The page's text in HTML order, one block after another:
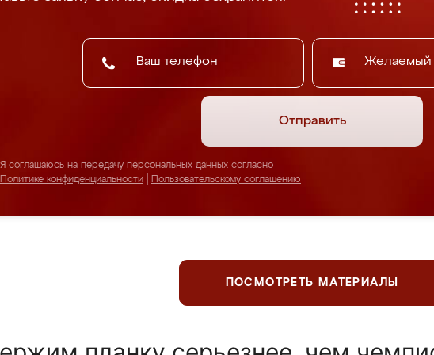
Желаемый
Отправить
Я соглашаюсь на передачу персональных данных согласно
Политике конфиденциальности
Пользовательскому соглашению
ПОСМОТРЕТЬ МАТЕРИАЛЫ